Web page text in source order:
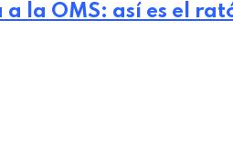
a la OMS: así es el